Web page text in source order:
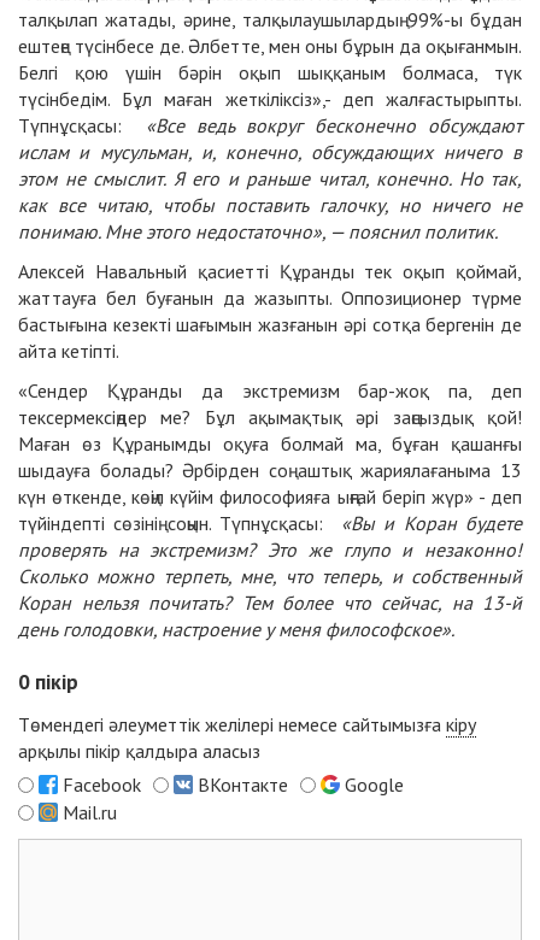
талқылап жатады, әрине, талқылаушылардың 99%-ы бұдан
ештеңе түсінбесе де. Әлбетте, мен оны бұрын да оқығанмын.
Белгі қою үшін бәрін оқып шыққаным болмаса, түк
түсінбедім. Бұл маған жеткіліксіз»,- деп жалғастырыпты.
Түпнұсқасы:
«Все ведь вокруг бесконечно обсуждают
ислам и мусульман, и, конечно, обсуждающих ничего в
этом не смыслит. Я его и раньше читал, конечно. Но так,
как все читаю, чтобы поставить галочку, но ничего не
понимаю. Мне этого недостаточно», — пояснил политик.
Алексей Навальный қасиетті Құранды тек оқып қоймай,
жаттауға бел буғанын да жазыпты. Оппозиционер түрме
бастығына кезекті шағымын жазғанын әрі сотқа бергенін де
айта кетіпті.
«Сендер Құранды да экстремизм бар-жоқ па, деп
тексермексіңдер ме? Бұл ақымақтық әрі заңсыздық қой!
Маған өз Құранымды оқуға болмай ма, бұған қашанғы
шыдауға болады? Әрбірден соң аштық жариялағаныма 13
күн өткенде, көңіл күйім философияға ыңғай беріп жүр» - деп
түйіндепті сөзінің соңын. Түпнұсқасы:
«Вы и Коран будете
проверять на экстремизм? Это же глупо и незаконно!
Сколько можно терпеть, мне, что теперь, и собственный
Коран нельзя почитать? Тем более что сейчас, на 13-й
день голодовки, настроение у меня философское».
0 пікір
Төмендегі әлеуметтік желілері немесе сайтымызға кіру
арқылы пікір қалдыра аласыз
Facebook
ВКонтакте
Google
Mail.ru